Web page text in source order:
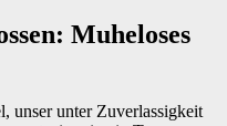
Muheloses
unser unter Zuverlassigkeit